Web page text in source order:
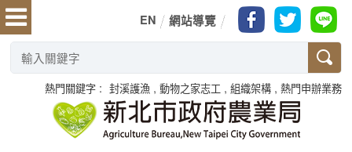
EN 網站導覽
熱門關鍵字 封溪護漁 動物之家志工 組織架構 熱門申辦業務